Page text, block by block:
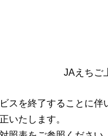
JAえちご
を終了することに伴
いたします。